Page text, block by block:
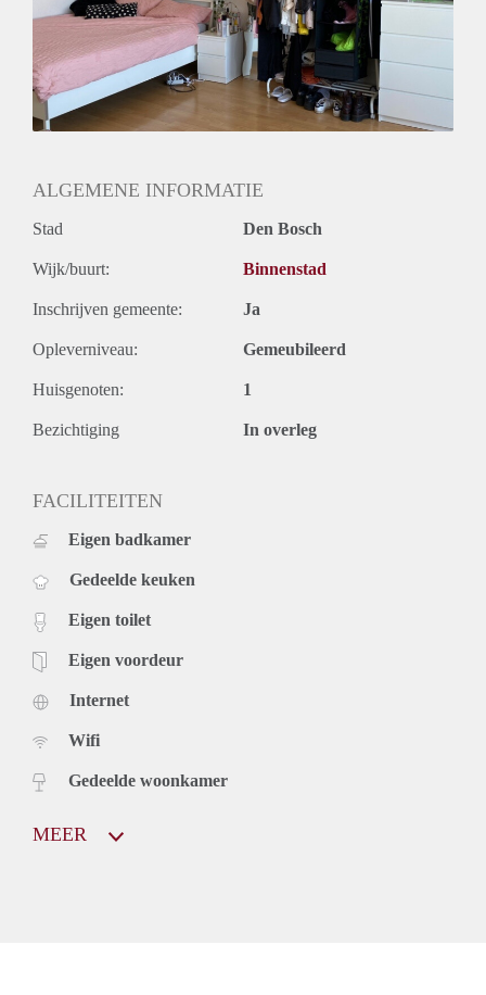
ALGEMENE INFORMATIE
Stad Den Bosch
Wijk/buurt: Binnenstad
Inschrijven gemeente: Ja
Opleverniveau: Gemeubileerd
Huisgenoten: 1
Bezichtiging In overleg
FACILITEITEN
Eigen badkamer
Gedeelde keuken
Eigen toilet
Eigen voordeur
Internet
Wifi
Gedeelde woonkamer
MEER